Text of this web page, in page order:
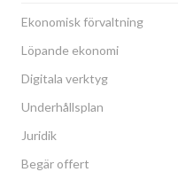
Ekonomisk förvaltning
Löpande ekonomi
Digitala verktyg
Underhållsplan
Juridik
Begär offert